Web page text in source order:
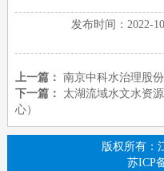
发布时间：2022-
上一篇： 南京中科水治理股
下一篇：
太湖流域水文水资
心）
版权所有：
苏ICP